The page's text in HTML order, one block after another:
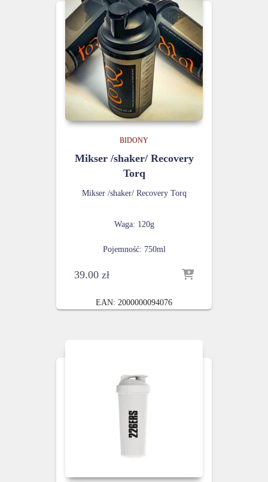
BIDONY
Mikser /shaker/ Recovery
Torq
Mikser /shaker/ Recovery Torq
Waga: 120g
Pojemność: 750ml
39.00 zł
EAN: 2000000094076